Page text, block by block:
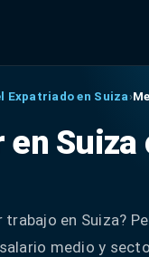
Expatriado en Suiza ›
en Suiza
en Suiza?
medio y